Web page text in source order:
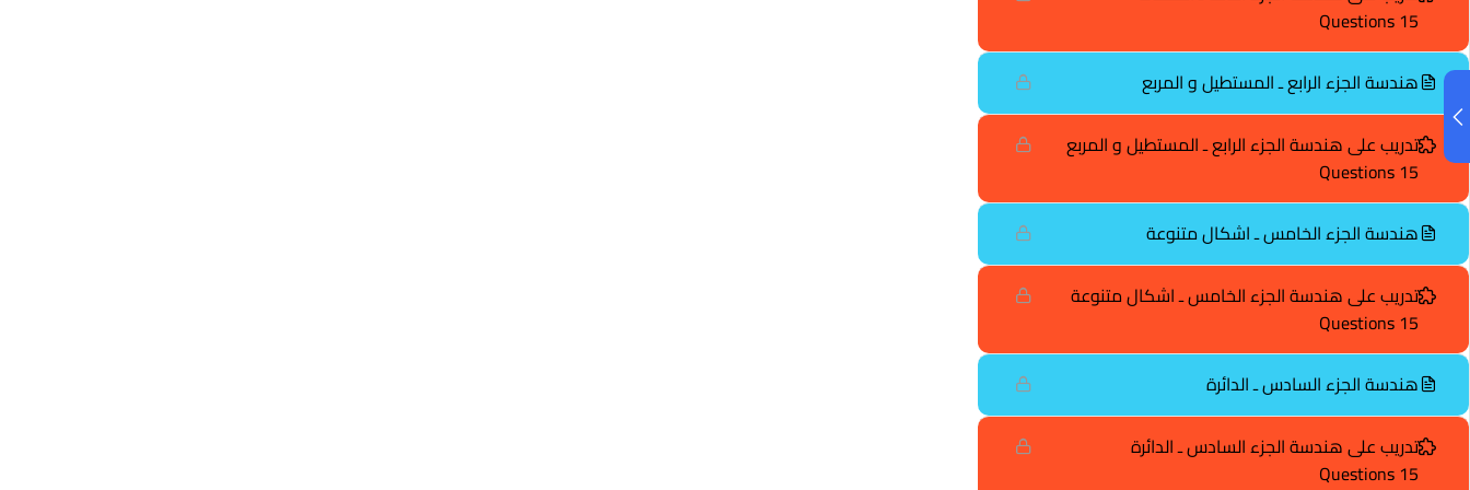
15 Questions
هندسة الجزء الرابع ـ المستطيل و المربع
تدريب على هندسة الجزء الرابع ـ المستطيل و المربع
15 Questions
هندسة الجزء الخامس ـ اشكال متنوعة
تدريب على هندسة الجزء الخامس ـ اشكال متنوعة
15 Questions
هندسة الجزء السادس ـ الدائرة
تدريب على هندسة الجزء السادس ـ الدائرة
15 Questions